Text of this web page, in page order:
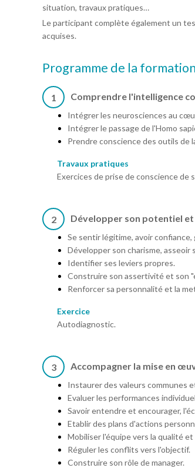
situation, travaux pratiques…
Le participant complète également un
acquises.
Programme de la formation
1 Comprendre l'intelligence
Intégrer les neurosciences au
Intégrer le passage de l'Homo
Prendre conscience des outils de
Travaux pratiques
Exercices de prise de conscience de
2 Développer son potentiel
Se sentir légitime, avoir
Développer son charisme, asseoir
Identifier ses leviers propres.
Construire son assertivité et son
Renforcer sa personnalité et la
Exercice
Autodiagnostic.
3 Accompagner la mise en
Instaurer des valeurs communes
Evaluer les performances
Savoir entendre et encourager,
Etablir des plans d'actions
Mobiliser l'équipe vers la qualité
Réguler les conflits vers l'objectif.
Construire son rôle de manager.